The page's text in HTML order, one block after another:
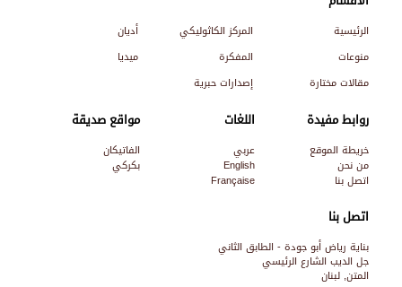
اتصل بنا
بناية رياض أبو جودة - الطابق الثاني
جل الديب الشارع الرئيسي
المتن, لبنان
الرئيسية المركز الكاثوليكي
أديان
منوعات
المفكرة
ميديا
مقالات مختارة
إصدارات حبرية
روابط مفيدة
خريطة الموقع
من نحن
اتصل بنا
اللغات
عربي
English
Française
مواقع صديقة
الفاتيكان
بكركي